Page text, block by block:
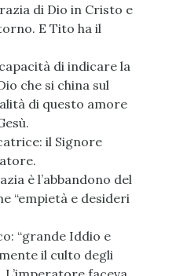
di Dio in Cristo e
E Tito ha il
di indicare la
che si china sul
di questo amore
il Signore
è l’abbandono del
“empietà e desideri
“grande Iddio e
il culto degli